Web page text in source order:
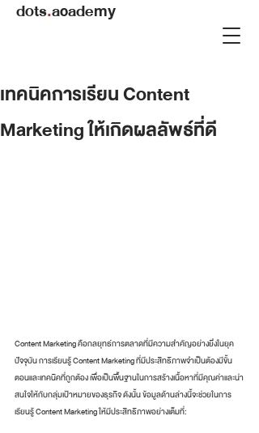
dots.academy
เทคนิคการเรียน Content
Marketing ให้เกิดผลลัพธ์ที่ดี
Content Marketing คือกลยุทธ์การตลาดที่มีความสำคัญอย่างยิ่งในยุค
ปัจจุบัน การเรียนรู้ Content Marketing ที่มีประสิทธิภาพจำเป็นต้องมีขั้น
ตอนและเทคนิคที่ถูกต้อง เพื่อเป็นพื้นฐานในการสร้างเนื้อหาที่มีคุณค่าและน่า
สนใจให้กับกลุ่มเป้าหมายของธุรกิจ ดังนั้น ข้อมูลด้านล่างนี้จะช่วยในการ
เรียนรู้ Content Marketing ให้มีประสิทธิภาพอย่างเต็มที่: